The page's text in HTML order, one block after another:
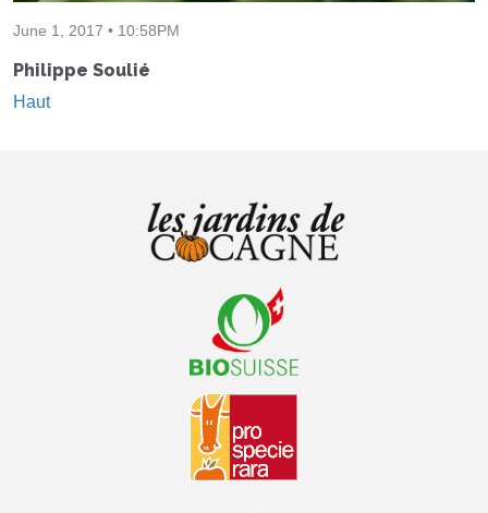
June 1, 2017 • 10:58PM
Philippe Soulié
Haut